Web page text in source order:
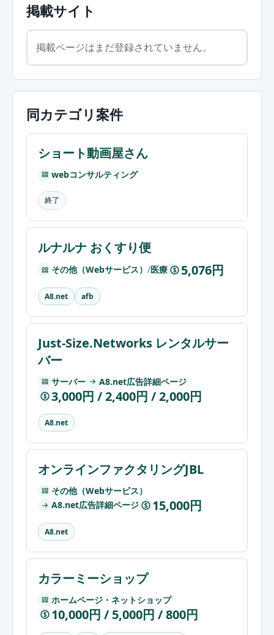
掲載サイト
掲載ページはまだ登録されていません。
同カテゴリ案件
ショート動画屋さん
webコンサルティング
終了
ルナルナ おくすり便
その他（Webサービス） /医療 $ 5,076円
A8.net afb
Just-Size.Networks レンタルサー
バー
サーバー A8.net広告詳細ページ
$ 3,000円 / 2,400円 / 2,000円
A8.net
オンラインファクタリングJBL
その他（Webサービス）
A8.net広告詳細ページ
$ 15,000円
A8.net
カラーミーショップ
ホームページ・ネットショップ
$ 10,000円 / 5,000円 / 800円